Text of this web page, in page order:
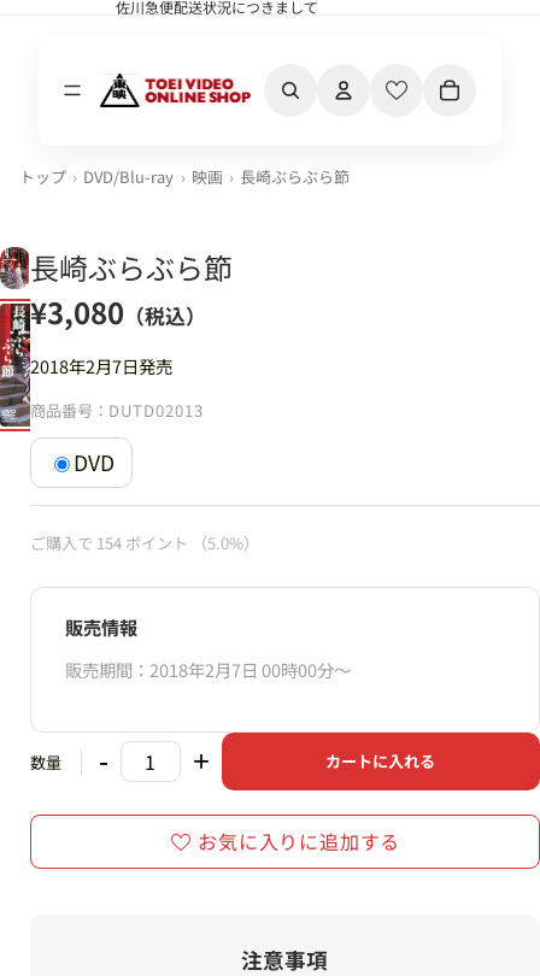
佐川急便配送状況につきまして
佐川急便配送状況につきまして
トップ DVD/Blu-ray 映画 長崎ぶらぶら節
長崎ぶらぶら節
¥3,080 （税込）
2018年2月7日発売
商品番号： DUTD02013
DVD
ご購入で 154 ポイント （5.0%）
販売情報
販売期間：2018年2月7日 00時00分〜
数量 - + カートに入れる
お気に入りに追加する
注意事項